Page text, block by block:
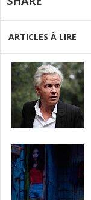
ARTICLES À LIRE